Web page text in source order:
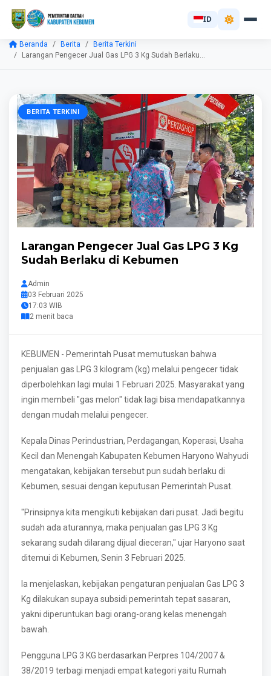
ID
Beranda Berita
Berita Terkini
Larangan Pengecer Jual Gas LPG 3 Kg Sudah Berlaku...
BERITA TERKINI
Larangan Pengecer Jual Gas LPG 3 Kg
Sudah Berlaku di Kebumen
Admin
03 Februari 2025
17:03 WIB
2 menit baca
KEBUMEN - Pemerintah Pusat memutuskan bahwa
penjualan gas LPG 3 kilogram (kg) melalui pengecer tidak
diperbolehkan lagi mulai 1 Februari 2025. Masyarakat yang
ingin membeli "gas melon" tidak lagi bisa mendapatkannya
dengan mudah melalui pengecer.
Kepala Dinas Perindustrian, Perdagangan, Koperasi, Usaha
Kecil dan Menengah Kabupaten Kebumen Haryono Wahyudi
mengatakan, kebijakan tersebut pun sudah berlaku di
Kebumen, sesuai dengan keputusan Pemerintah Pusat.
"Prinsipnya kita mengikuti kebijakan dari pusat. Jadi begitu
sudah ada aturannya, maka penjualan gas LPG 3 Kg
sekarang sudah dilarang dijual dieceran," ujar Haryono saat
ditemui di Kebumen, Senin 3 Februari 2025.
Ia menjelaskan, kebijakan pengaturan penjualan Gas LPG 3
Kg dilakukan supaya subsidi pemerintah tepat sasaran,
yakni diperuntukan bagi orang-orang kelas menengah
bawah.
Pengguna LPG 3 KG berdasarkan Perpres 104/2007 &
38/2019 terbagi menjadi empat kategori yaitu Rumah